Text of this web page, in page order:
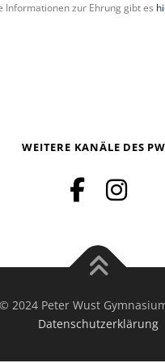
Informationen zur Ehrung gibt es
WEITERE KANÄLE DES
2024 Peter Wust
Datenschutzerklärung